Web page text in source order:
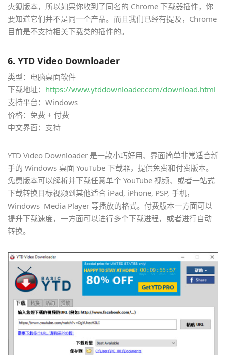
火狐版本，所以如果你收到了同名的 Chrome 下载器插件，你
要知道它们并不是同一个产品。而且我们已经有提及，Chrome
目前是不支持相关下载类的插件的。
6. YTD Video Downloader
类型：电脑桌面软件
下载地址： https://www.ytddownloader.com/download.html
支持平台：Windows
价格：免费 + 付费
中文界面：支持
YTD Video Downloader 是一款小巧好用、界面简单非常适合新
手的 Windows 桌面 YouTube 下载器，提供免费和付费版本。
免费版本可以解析并下载任意单个 YouTube 视频、或者一站式
下载转换目标视频到其他适合 iPad, iPhone, PSP, 手机，
Windows Media Player 等播放的格式。付费版本一方面可以
提升下载速度，一方面可以进行多个下载进程，或者进行自动
转换。